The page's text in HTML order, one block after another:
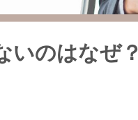
いのはなぜ